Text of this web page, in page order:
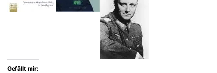
Gefällt mir: